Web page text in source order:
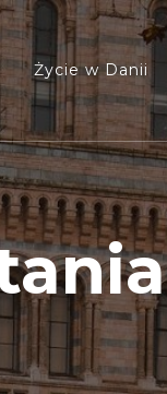
Życie w Danii